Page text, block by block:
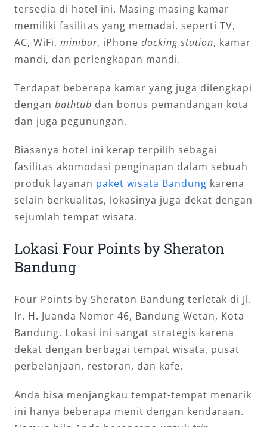
tersedia di hotel ini. Masing-masing kamar
memiliki fasilitas yang memadai, seperti TV,
AC, WiFi, minibar, iPhone docking station, kamar
mandi, dan perlengkapan mandi.
Terdapat beberapa kamar yang juga dilengkapi
dengan bathtub dan bonus pemandangan kota
dan juga pegunungan.
Biasanya hotel ini kerap terpilih sebagai
fasilitas akomodasi penginapan dalam sebuah
produk layanan paket wisata Bandung karena
selain berkualitas, lokasinya juga dekat dengan
sejumlah tempat wisata.
Lokasi Four Points by Sheraton
Bandung
Four Points by Sheraton Bandung terletak di Jl.
Ir. H. Juanda Nomor 46, Bandung Wetan, Kota
Bandung. Lokasi ini sangat strategis karena
dekat dengan berbagai tempat wisata, pusat
perbelanjaan, restoran, dan kafe.
Anda bisa menjangkau tempat-tempat menarik
ini hanya beberapa menit dengan kendaraan.